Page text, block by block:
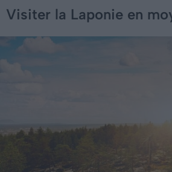
Visiter la Laponie en